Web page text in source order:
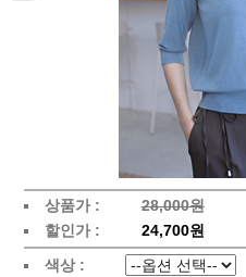
상품가 :
28,000원
할인가 :
24,700원
색상 :